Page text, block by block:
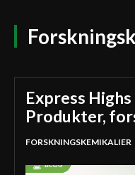
Express
Produkter,
FORSKNINGSKEMIKALIER